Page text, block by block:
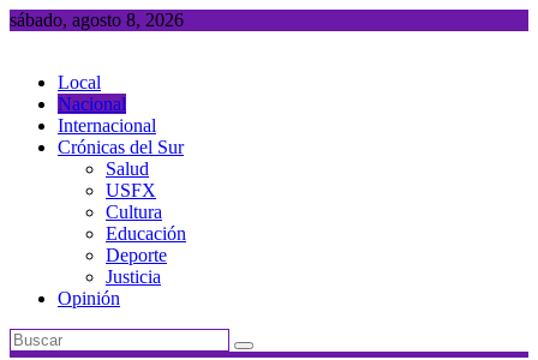
Saltar
sábado, agosto 8, 2026
Local
Nacional
Internacional
Crónicas del Sur
Salud
USFX
Cultura
Educación
Deporte
Justicia
Opinión